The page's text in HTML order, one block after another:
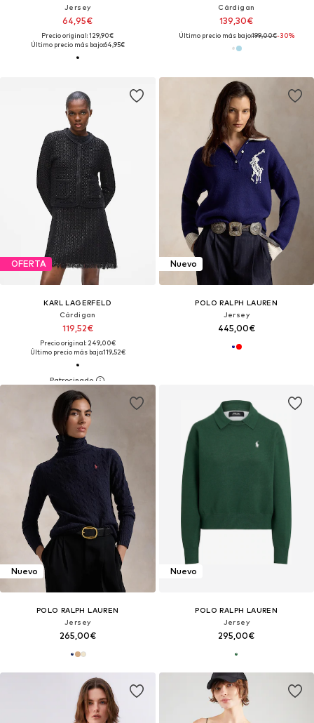
Jersey
64,95€
Precio original: 129,90€
Último precio más bajo:64,95€
Cárdigan
139,30€
Último precio más bajo:199,00€-30%
OFERTA
KARL LAGERFELD
Cárdigan
119,52€
Precio original: 249,00€
Último precio más bajo:119,52€
Nuevo
POLO RALPH LAUREN
Jersey
445,00€
Nuevo
POLO RALPH LAUREN
Jersey
265,00€
Nuevo
POLO RALPH LAUREN
Jersey
295,00€